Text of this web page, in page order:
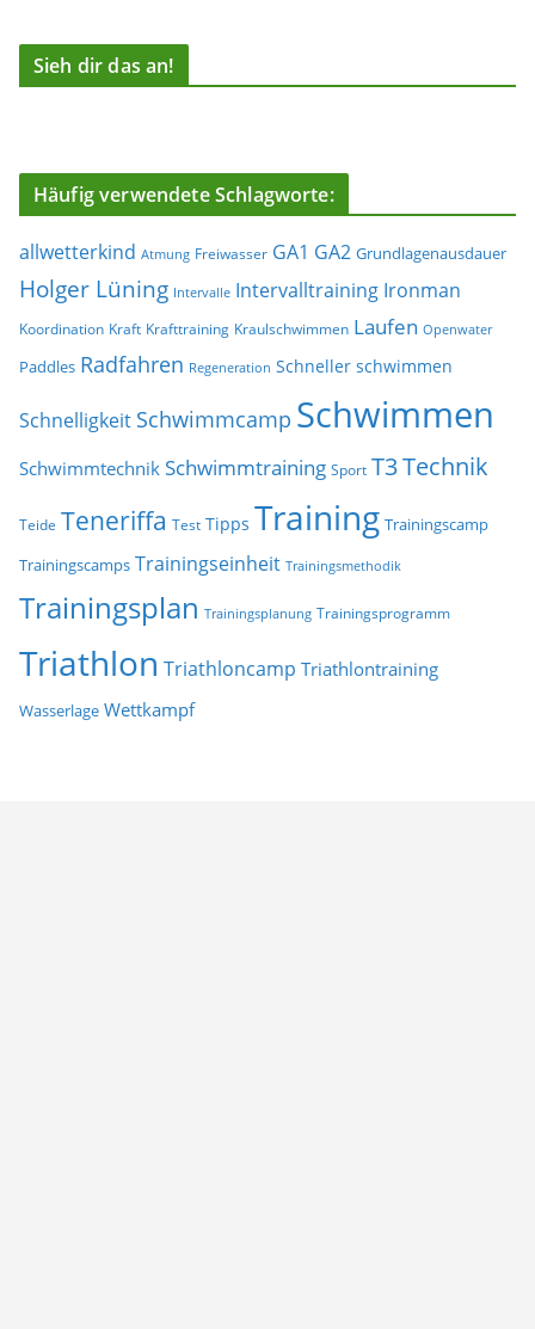
Sieh dir das an!
Häufig verwendete Schlagworte:
allwetterkind Atmung Freiwasser GA1 GA2 Grundlagenausdauer
Holger Lüning Intervalle Intervalltraining Ironman
Koordination Kraft Krafttraining Kraulschwimmen Laufen Openwater
Paddles Radfahren Regeneration Schneller schwimmen
Schnelligkeit Schwimmcamp Schwimmen
Schwimmtechnik Schwimmtraining Sport T3Technik
Teide Teneriffa Test Tipps Training Trainingscamp
Trainingscamps Trainingseinheit Trainingsmethodik
Trainingsplan Trainingsplanung Trainingsprogramm
Triathlon Triathloncamp Triathlontraining
Wasserlage Wettkampf